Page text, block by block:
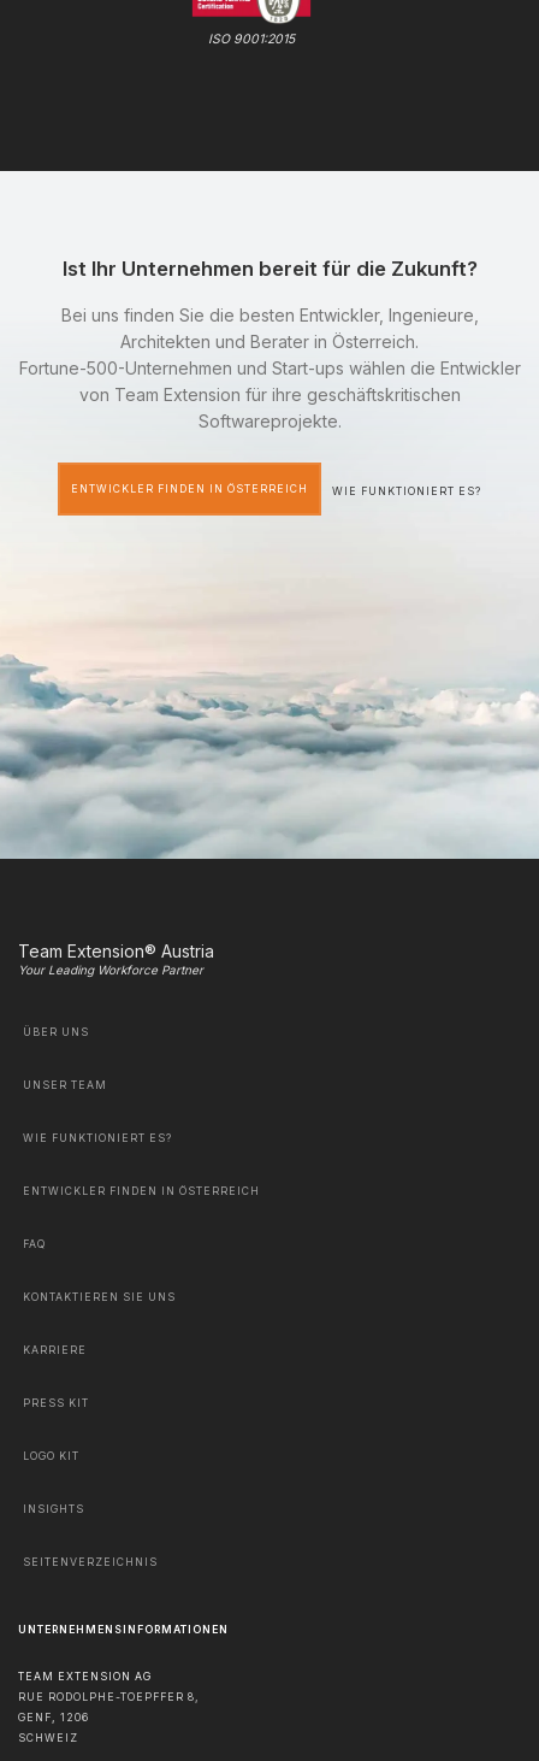
ISO 9001:2015
Ist Ihr Unternehmen bereit für die Zukunft?
Bei uns finden Sie die besten Entwickler, Ingenieure,
Architekten und Berater in Österreich.
Fortune-500-Unternehmen und Start-ups wählen die Entwickler
von Team Extension für ihre geschäftskritischen
Softwareprojekte.
ENTWICKLER FINDEN IN ÖSTERREICH WIE FUNKTIONIERT ES?
Team Extension® Austria
Your Leading Workforce Partner
ÜBER UNS
UNSER TEAM
WIE FUNKTIONIERT ES?
ENTWICKLER FINDEN IN ÖSTERREICH
FAQ
KONTAKTIEREN SIE UNS
KARRIERE
PRESS KIT
LOGO KIT
INSIGHTS
SEITENVERZEICHNIS
UNTERNEHMENSINFORMATIONEN
TEAM EXTENSION AG
RUE RODOLPHE-TOEPFFER 8,
GENF, 1206
SCHWEIZ